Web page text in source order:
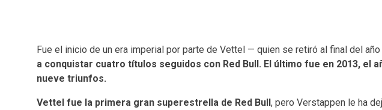
Fue el inicio de un era imperial por parte de Vettel — quien se retiró al final del
a conquistar cuatro títulos seguidos con Red Bull. El último fue en 2013, el
nueve triunfos.
Vettel fue la primera gran superestrella de Red Bull, pero Verstappen le ha